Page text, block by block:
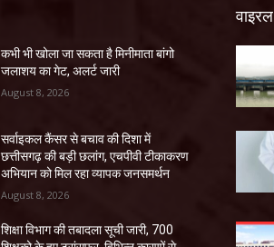
कभी भी खोला जा सकता है मिनीमाता बांगो
जलाशय का गेट, अलर्ट जारी
August 8, 2026
सर्वाइकल कैंसर से बचाव की दिशा में
छत्तीसगढ़ की बड़ी छलांग, एचपीवी टीकाकरण
अभियान को मिल रहा व्यापक जनसमर्थन
August 8, 2026
शिक्षा विभाग की तबादला सूची जारी, 700